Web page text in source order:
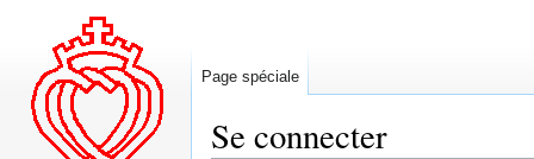
Se connecter
Page spéciale